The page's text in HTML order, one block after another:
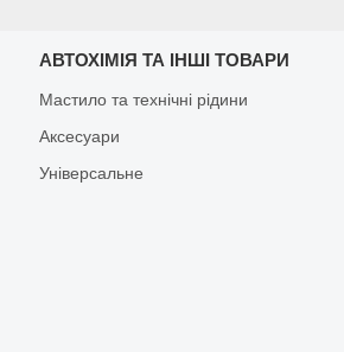
АВТОХІМІЯ ТА ІНШІ ТОВАРИ
Мастило та технічні рідини
Аксесуари
Універсальне